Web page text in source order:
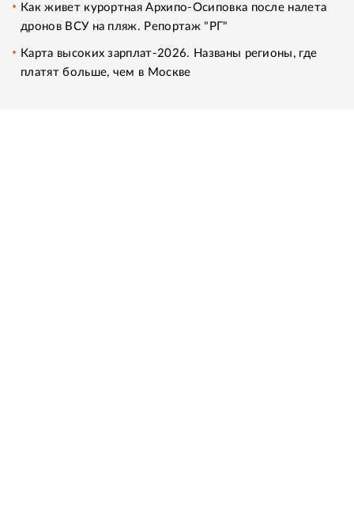
Как живет курортная Архипо-Осиповка после налета
дронов ВСУ на пляж. Репортаж "РГ"
Карта высоких зарплат-2026. Названы регионы, где
платят больше, чем в Москве